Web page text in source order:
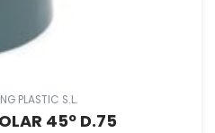
PLASTIC S.L.
45º D.75